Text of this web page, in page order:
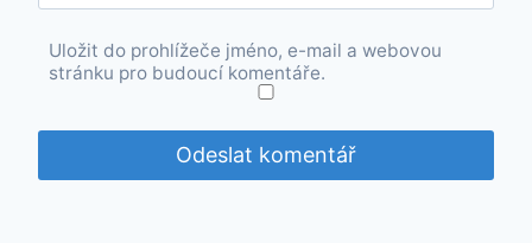
Uložit do prohlížeče jméno, e-mail a webovou
stránku pro budoucí komentáře.